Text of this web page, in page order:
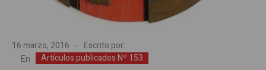
16 marzo, 2016
Escrito por:
En
Artículos publicados Nº 153